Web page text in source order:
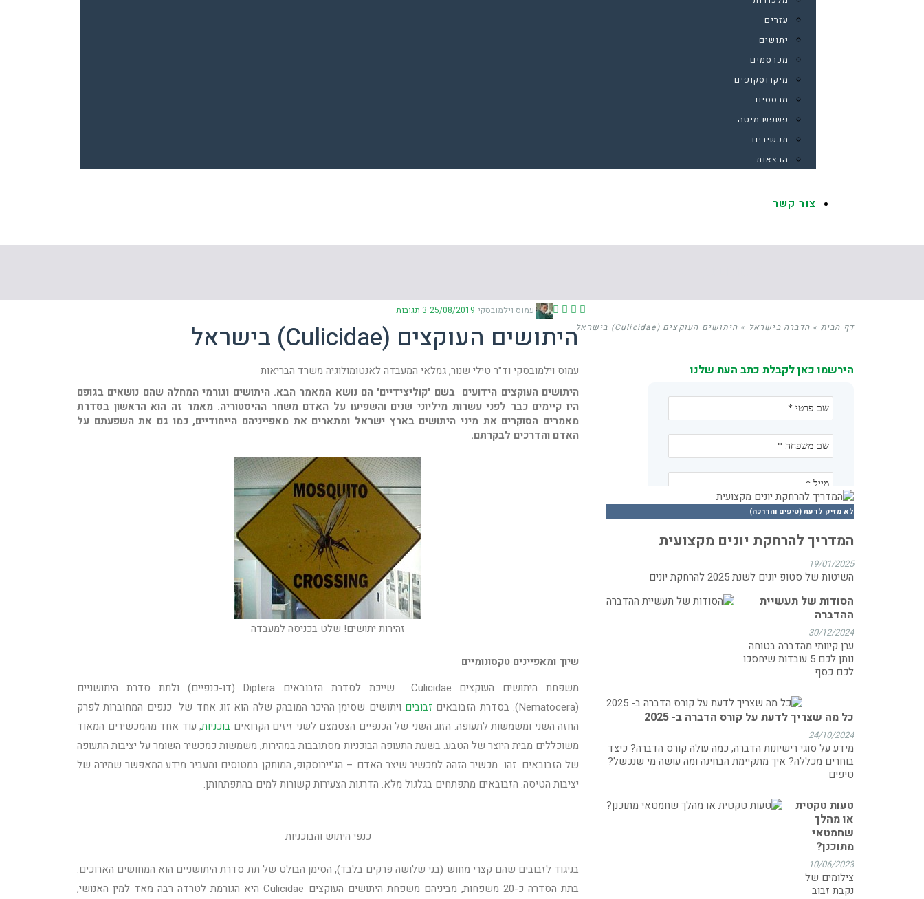
עזרים
יתושים
מכרסמים
מיקרוסקופים
מרססים
פשפש מיטה
תכשירים
הרצאות
צור קשר
דף הבית » הדברה בישראל » היתושים העוקצים (Culicidae) בישראל
עמוס וילמובסקי 25/08/2019 3 תגובות
היתושים העוקצים (Culicidae) בישראל
עמוס וילמובסקי וד"ר טילי שנור, גמלאי המעבדה לאנטומולוגיה משרד הבריאות
היתושים העוקצים הידועים בשם 'קוליצידיים' הם נושא המאמר הבא. היתושים וגורמי המחלה שהם נושאים בגופם
היו קיימים כבר לפני עשרות מיליוני שנים והשפיעו על האדם משחר ההיסטוריה. מאמר זה הוא הראשון בסדרת
מאמרים הסוקרים את מיני היתושים בארץ ישראל ומתארים את מאפייניהם הייחודיים, כמו גם את השפעתם על
האדם והדרכים לבקרתם.
זהירות יתושים! שלט בכניסה למעבדה
שיוך ומאפיינים טקסונומיים
משפחת היתושים העוקצים Culicidae שייכת לסדרת הזבובאים Diptera (דו-כנפיים) ולתת סדרת היתושניים
(Nematocera). בסדרת הזבובאים
זבובים ויתושים שסימן ההיכר המובהק שלה הוא זוג אחד של כנפים המחוברות לפרק
החזה השני ומשמשות לתעופה. הזוג השני של הכנפיים הצטמצם לשני זיזים הקרואים בוכניות, עוד אחד מהמכשירים המאוד
משוכללים מבית היוצר של הטבע. בשעת התעופה הבוכניות מסתובבות במהירות, משמשות כמכשיר השומר על יציבות התעופה
של הזבובאים. זהו מכשיר הזהה למכשיר שיצר האדם – הג'יירוסקופ, המותקן במטוסים ומעביר מידע המאפשר שמירה של
יציבות הטיסה. הזבובאים מתפתחים בגלגול מלא. הדרגות הצעירות קשורות למים בהתפתחותן.
כנפי היתוש והבוכניות
בניגוד לזבובים שהם קצרי מחוש (בני שלושה פרקים בלבד), הסימן הבולט של תת סדרת היתושניים הוא המחושים הארוכים.
בתת הסדרה כ-20 משפחות, מביניהם משפחת היתושים העוקצים Culicidae היא הגורמת לטרדה רבה מאד למין האנושי,
הירשמו כאן לקבלת כתב העת שלנו
לא מזיק לדעת (טיפים והדרכה)
המדריך להרחקת יונים מקצועית
19/01/2025
השיטות של סטופ יונים לשנת 2025 להרחקת יונים
הסודות של תעשיית
ההדברה
30/12/2024
ערן קיוותי מהדברה בטוחה
נותן לכם 5 עובדות שיחסכו
לכם כסף
כל מה שצריך לדעת על קורס הדברה ב- 2025
24/10/2024
מידע על סוגי רישיונות הדברה, כמה עולה קורס הדברה? כיצד
בוחרים מכללה? איך מתקיימת הבחינה ומה עושה מי שנכשל?
טיפים
טעות טקטית
או מהלך
שחמטאי
מתוכנן?
10/06/2023
צילומים של
נקבת זבוב